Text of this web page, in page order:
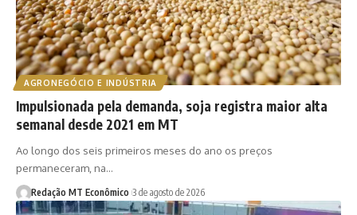
AGRONEGÓCIO E INDÚSTRIA
Impulsionada pela demanda, soja registra maior alta
semanal desde 2021 em MT
Ao longo dos seis primeiros meses do ano os preços
permaneceram, na…
Redação MT Econômico 3 de agosto de 2026